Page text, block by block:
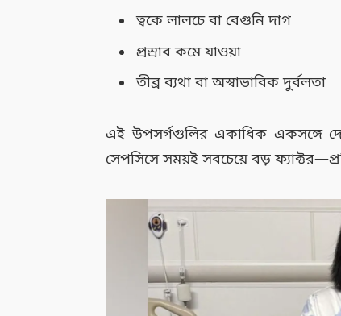
ত্বকে লালচে বা বেগুনি দাগ
প্রস্রাব কমে যাওয়া
তীব্র ব্যথা বা অস্বাভাবিক দুর্বলতা
এই উপসর্গগুলির একাধিক একসঙ্গে
সেপসিসে সময়ই সবচেয়ে বড়